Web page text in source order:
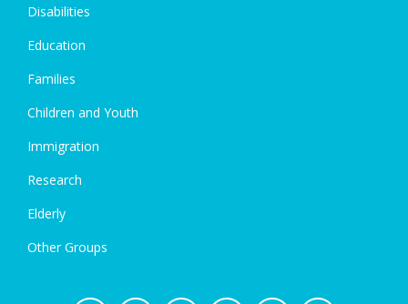
Disabilities
Education
Families
Children and Youth
Immigration
Research
Elderly
Other Groups